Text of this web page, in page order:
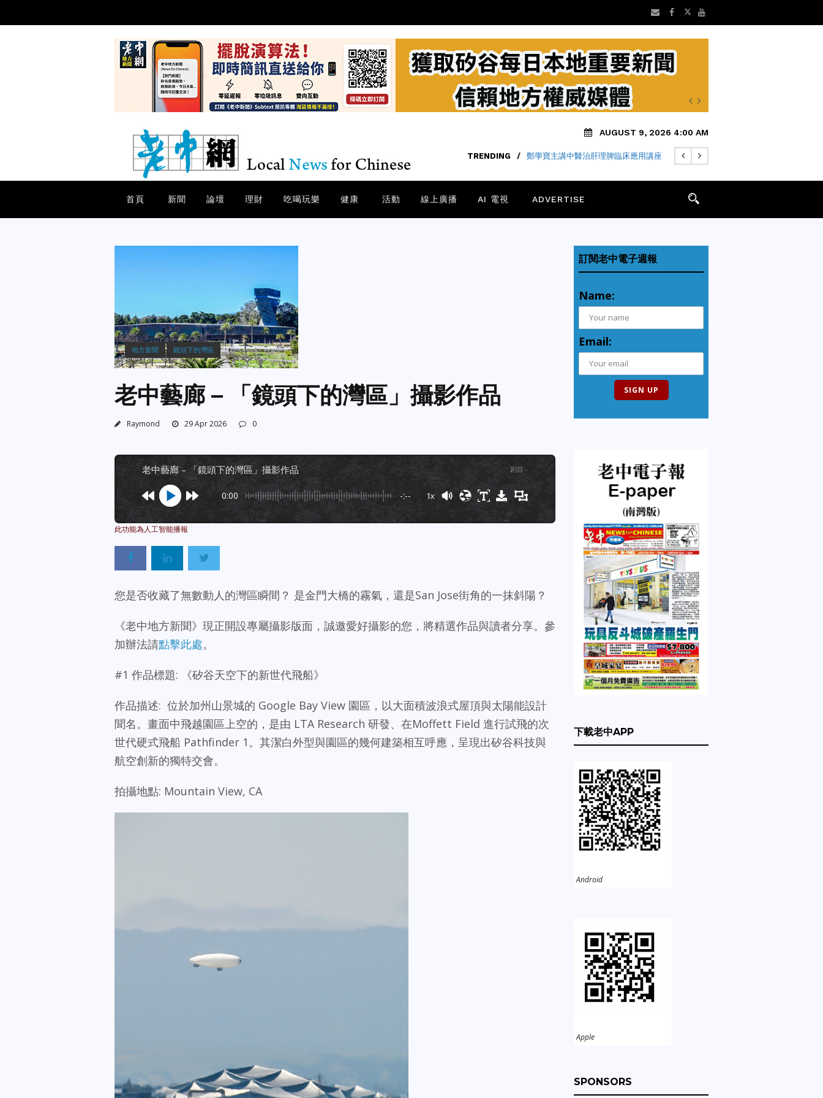
AUGUST 9, 2026 4:00 AM
TRENDING / 鄭學寶主講中醫治肝理脾臨床應用講座
首頁 新聞 論壇 理財 吃喝玩樂 健康 活動 線上廣播 AI 電視 ADVERTISE
地方新聞 鏡頭下的灣區
老中藝廊 – 「鏡頭下的灣區」攝影作品
Raymond 29 Apr 2026 0
老中藝廊 – 「鏡頭下的灣區」攝影作品 剧目 :-
0:00 -:-- 1x
Powered By
您是否收藏了無數動人的灣區瞬間？ 是金門大橋的霧氣，還是San Jose街角的一抹斜陽？
《老中地方新聞》現正開設專屬攝影版面，誠邀愛好攝影的您，將精選作品與讀者分享。參
加辦法請點擊此處。
#1 作品標題: 《矽谷天空下的新世代飛船》
作品描述: 位於加州山景城的 Google Bay View 園區，以大面積波浪式屋頂與太陽能設計
聞名。畫面中飛越園區上空的，是由 LTA Research 研發、在Moffett Field 進行試飛的次
世代硬式飛船 Pathfinder 1。其潔白外型與園區的幾何建築相互呼應，呈現出矽谷科技與
航空創新的獨特交會。
拍攝地點: Mountain View, CA
訂閱老中電子週報
Name:
Email:
下載老中APP
Android
Apple
SPONSORS